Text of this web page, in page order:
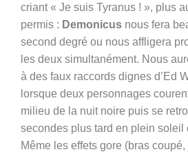
criant « Je suis Tyranus ! », plus
permis : Demonicus nous fera
second degré ou nous affligera
les deux simultanément. Nous
à des faux raccords dignes d’Ed
lorsque deux personnages
milieu de la nuit noire puis se
secondes plus tard en plein soleil
Même les effets gore (bras